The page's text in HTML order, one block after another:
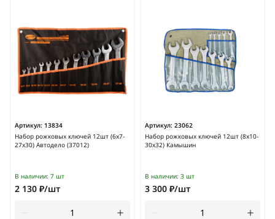
Артикул: 13834
Набор рожковых ключей 12шт (6х7-
27х30) Автодело (37012)
В наличии: 7 шт
2 130 ₽/шт
Артикул: 23062
Набор рожковых ключей 12шт (8х10-
30х32) Камышин
В наличии: 3 шт
3 300 ₽/шт